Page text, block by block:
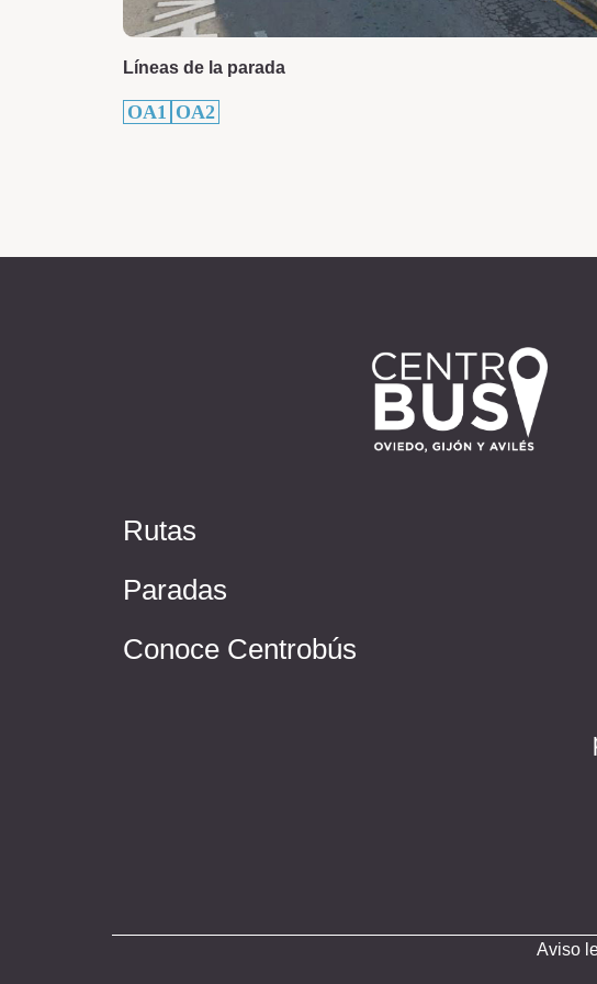
Líneas de la parada
OA1 OA2
Rutas
Paradas
Conoce Centrobús
Aviso